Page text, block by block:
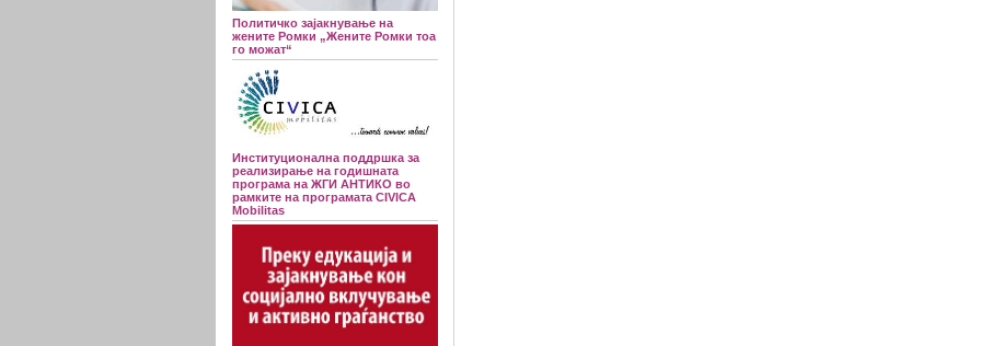
Политичко зајакнување на
жените Ромки „Жените Ромки тоа
го можат“
Институционална поддршка за
реализирање на годишната
програма на ЖГИ АНТИКО во
рамките на програмата CIVICA
Mobilitas